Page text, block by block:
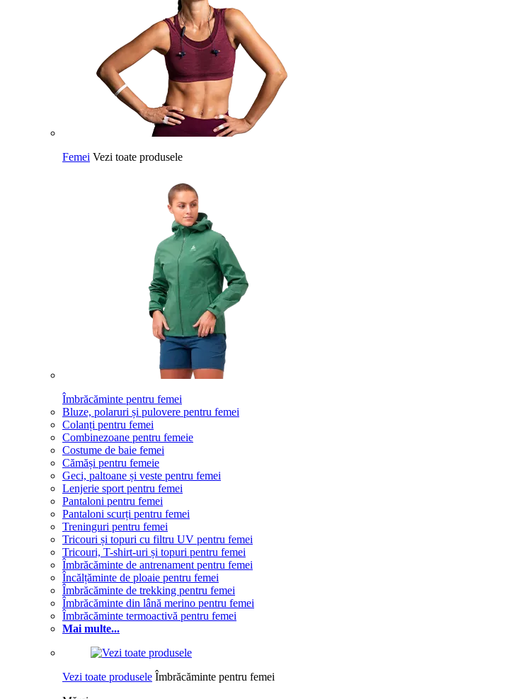
Femei Vezi toate produsele
Îmbrăcăminte pentru femei
Bluze, polaruri și pulovere pentru femei
Colanți pentru femei
Combinezoane pentru femeie
Costume de baie femei
Cămăși pentru femeie
Geci, paltoane și veste pentru femei
Lenjerie sport pentru femei
Pantaloni pentru femei
Pantaloni scurți pentru femei
Treninguri pentru femei
Tricouri și topuri cu filtru UV pentru femei
Tricouri, T-shirt-uri și topuri pentru femei
Îmbrăcăminte de antrenament pentru femei
Încălțăminte de ploaie pentru femei
Îmbrăcăminte de trekking pentru femei
Îmbrăcăminte din lână merino pentru femei
Îmbrăcăminte termoactivă pentru femei
Mai multe...
Vezi toate produsele Îmbrăcăminte pentru femei